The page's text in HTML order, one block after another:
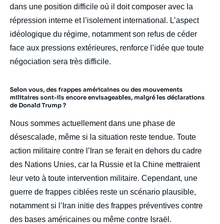
dans une position difficile où il doit composer avec la
répression interne et l’isolement international. L’aspect
idéologique du régime, notamment son refus de céder
face aux pressions extérieures, renforce l’idée que toute
négociation sera très difficile.
Selon vous, des frappes américaines ou des mouvements
militaires sont-ils encore envisageables, malgré les déclarations
de Donald Trump ?
Nous sommes actuellement dans une phase de
désescalade, même si la situation reste tendue. Toute
action militaire contre l’Iran se ferait en dehors du cadre
des Nations Unies, car la Russie et la Chine mettraient
leur veto à toute intervention militaire. Cependant, une
guerre de frappes ciblées reste un scénario plausible,
notamment si l’Iran initie des frappes préventives contre
des bases américaines ou même contre Israël.